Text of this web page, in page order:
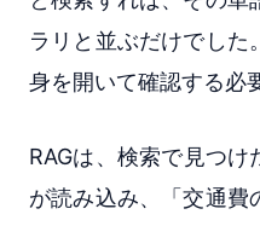
ラリと並ぶだけでした
身を開いて確認する必
RAGは、検索で見つ
が読み込み、「交通費